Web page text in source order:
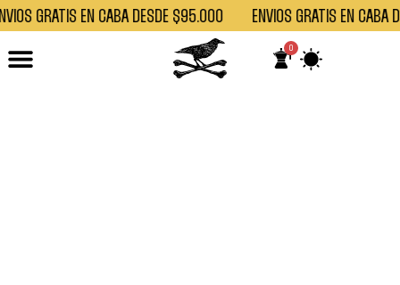
GRATIS EN CABA DESDE $95.000 ENVÍOS GRATIS EN CABA
0